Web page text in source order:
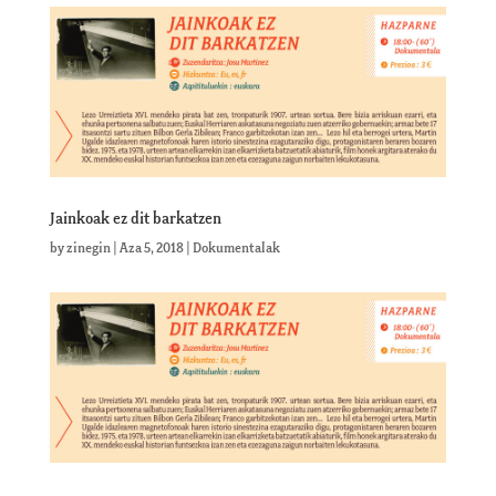
Jainkoak ez dit barkatzen
byzinegin| Aza 5, 2018| Dokumentalak